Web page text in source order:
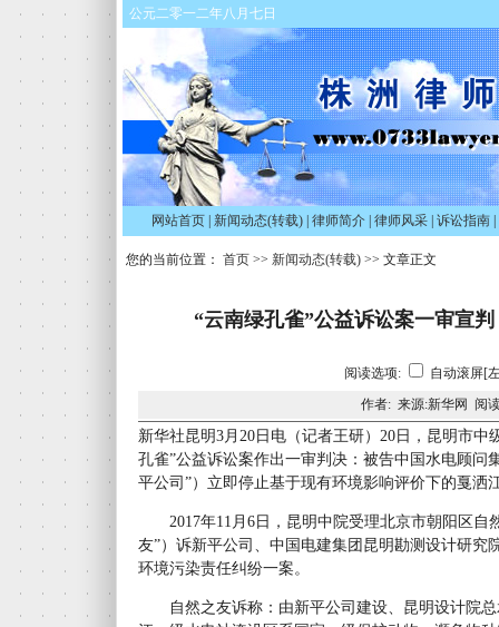
公元二零一二年八月七日
网站首页 新闻动态(转载) 律师简介 律师风采 诉讼指南
您的当前位置： 首页 >> 新闻动态(转载) >> 文章正文
“云南绿孔雀”公益诉讼案一审宣
阅读选项:
自动滚屏[
作者: 来源:新华网 阅
新华社昆明3月20日电（记者王研）20日，昆明市中
孔雀”公益诉讼案作出一审判决：被告中国水电顾问
平公司”）立即停止基于现有环境影响评价下的戛洒
2017年11月6日，昆明中院受理北京市朝阳区自
友”）诉新平公司、中国电建集团昆明勘测设计研究
环境污染责任纠纷一案。
自然之友诉称：由新平公司建设、昆明设计院总